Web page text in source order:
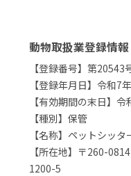
動物取扱業登録情報
【登録番号】第20543
【登録年月日】令和7
【有効期間の末日】
【種別】保管
【名称】ペットシッ
【所在地】〒260-
1200-5